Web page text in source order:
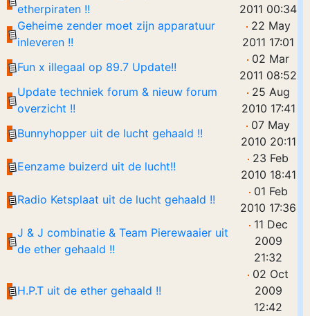
etherpiraten !!
2011 00:34
Geheime zender moet zijn apparatuur
inleveren !!
22 May
2011 17:01
Fun x illegaal op 89.7 Update!!
02 Mar
2011 08:52
Update techniek forum & nieuw forum
overzicht !!
25 Aug
2010 17:41
Bunnyhopper uit de lucht gehaald !!
07 May
2010 20:11
Eenzame buizerd uit de lucht!!
23 Feb
2010 18:41
Radio Ketsplaat uit de lucht gehaald !!
01 Feb
2010 17:36
J & J combinatie & Team Pierewaaier uit
de ether gehaald !!
11 Dec
2009
21:32
H.P.T uit de ether gehaald !!
02 Oct
2009
12:42